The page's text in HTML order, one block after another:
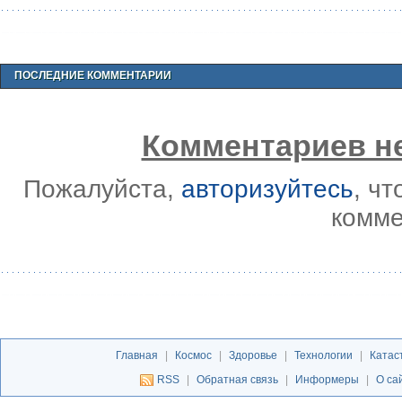
ПОСЛЕДНИЕ КОММЕНТАРИИ
Комментариев
Пожалуйста, авторизуйтесь,
Главная | Космос | Здоровье | Технологии |
RSS
| Обратная связь | Информеры | О